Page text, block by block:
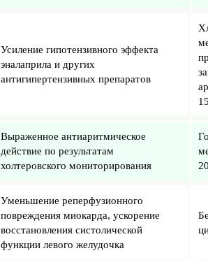
Усиление гипотензивного эффекта
эналаприла и других
антигипертензивных препаратов
Выраженное антиаритмическое
действие по результатам
холтеровского мониторирования
Уменьшение реперфузионного
повреждения миокарда, ускорение
восстановления систолической
функции левого желудочка